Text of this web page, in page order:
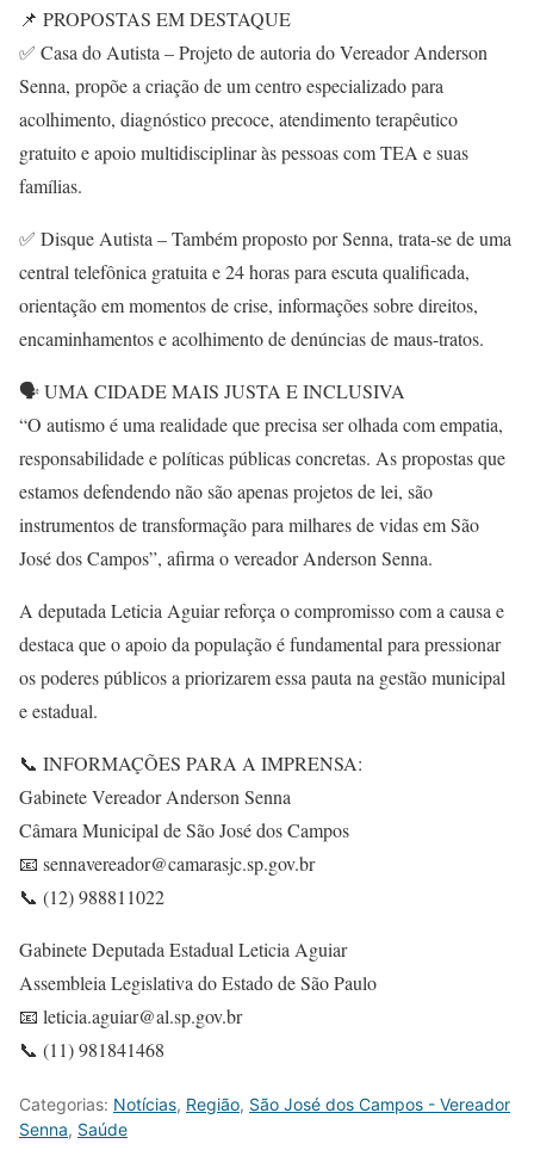
📌 PROPOSTAS EM DESTAQUE
✅ Casa do Autista – Projeto de autoria do Vereador Anderson
Senna, propõe a criação de um centro especializado para
acolhimento, diagnóstico precoce, atendimento terapêutico
gratuito e apoio multidisciplinar às pessoas com TEA e suas
famílias.
✅ Disque Autista – Também proposto por Senna, trata-se de uma
central telefônica gratuita e 24 horas para escuta qualificada,
orientação em momentos de crise, informações sobre direitos,
encaminhamentos e acolhimento de denúncias de maus-tratos.
🗣️ UMA CIDADE MAIS JUSTA E INCLUSIVA
“O autismo é uma realidade que precisa ser olhada com empatia,
responsabilidade e políticas públicas concretas. As propostas que
estamos defendendo não são apenas projetos de lei, são
instrumentos de transformação para milhares de vidas em São
José dos Campos”, afirma o vereador Anderson Senna.
A deputada Leticia Aguiar reforça o compromisso com a causa e
destaca que o apoio da população é fundamental para pressionar
os poderes públicos a priorizarem essa pauta na gestão municipal
e estadual.
📞 INFORMAÇÕES PARA A IMPRENSA:
Gabinete Vereador Anderson Senna
Câmara Municipal de São José dos Campos
📧 sennavereador@camarasjc.sp.gov.br
📞 (12) 988811022
Gabinete Deputada Estadual Leticia Aguiar
Assembleia Legislativa do Estado de São Paulo
📧 leticia.aguiar@al.sp.gov.br
📞 (11) 981841468
Categorias: Notícias, Região, São José dos Campos - Vereador
Senna, Saúde